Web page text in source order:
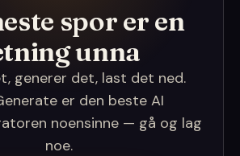
spor er en
unna
generer det, last det ned.
er den beste AI
noensinne — gå og lag
noe.